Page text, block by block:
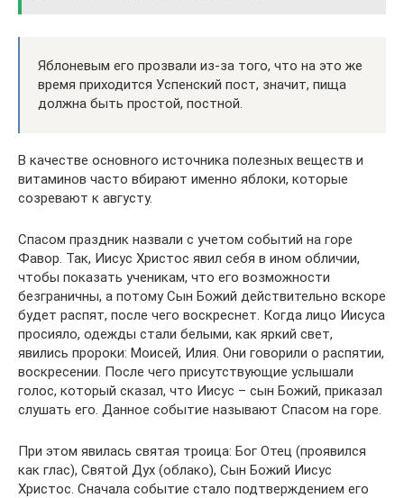
Яблоневым его прозвали из-за того, что на это же
время приходится Успенский пост, значит, пища
должна быть простой, постной.
В качестве основного источника полезных веществ и
витаминов часто вбирают именно яблоки, которые
созревают к августу.
Спасом праздник назвали с учетом событий на горе
Фавор. Так, Иисус Христос явил себя в ином обличии,
чтобы показать ученикам, что его возможности
безграничны, а потому Сын Божий действительно вскоре
будет распят, после чего воскреснет. Когда лицо Иисуса
просияло, одежды стали белыми, как яркий свет,
явились пророки: Моисей, Илия. Они говорили о распятии,
воскресении. После чего присутствующие услышали
голос, который сказал, что Иисус – сын Божий, приказал
слушать его. Данное событие называют Спасом на горе.
При этом явилась святая троица: Бог Отец (проявился
как глас), Святой Дух (облако), Сын Божий Иисус
Христос. Сначала событие стало подтверждением его